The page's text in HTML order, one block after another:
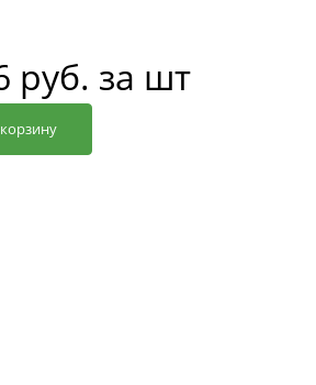
руб. за шт